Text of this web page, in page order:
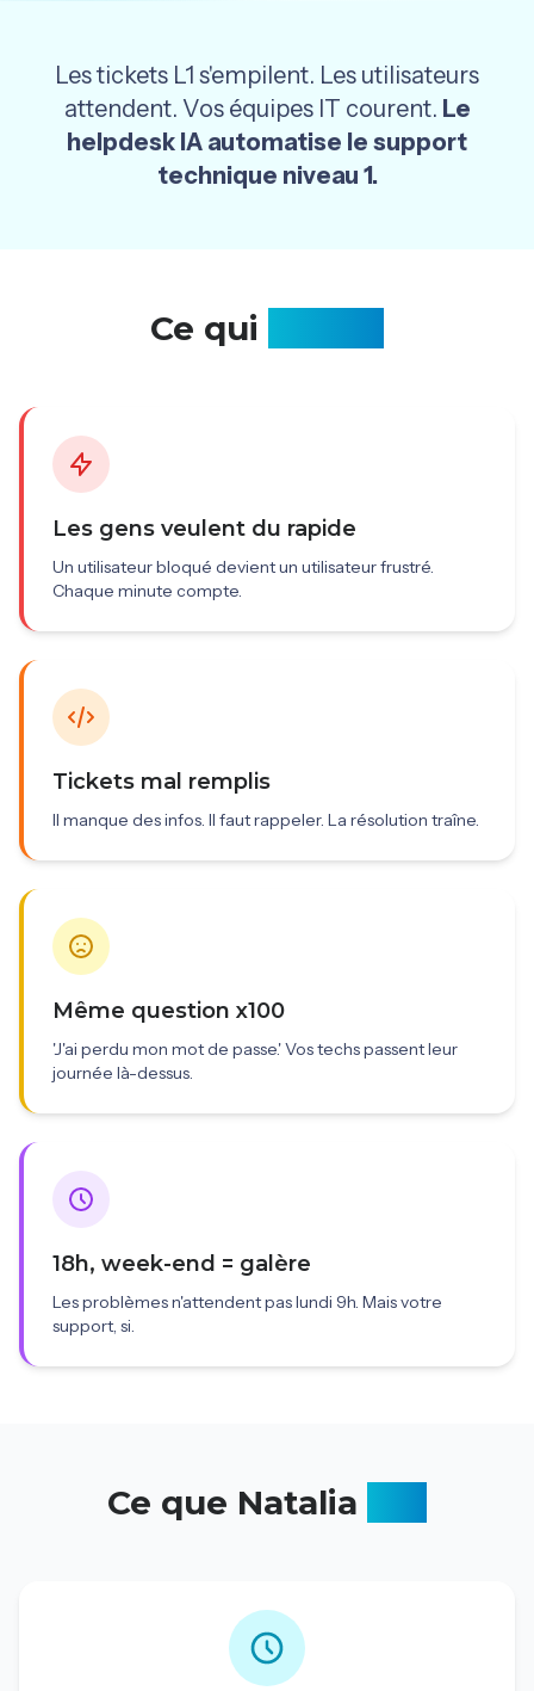
Les tickets L1 s'empilent. Les utilisateurs
attendent. Vos équipes IT courent. Le
helpdesk IA automatise le support
technique niveau 1.
Ce qui
Les gens veulent du rapide
Un utilisateur bloqué devient un utilisateur frustré.
Chaque minute compte.
Tickets mal remplis
Il manque des infos. Il faut rappeler. La résolution traîne.
Même question x100
'J'ai perdu mon mot de passe.' Vos techs passent leur
journée là-dessus.
18h, week-end = galère
Les problèmes n'attendent pas lundi 9h. Mais votre
support, si.
Ce que Natalia